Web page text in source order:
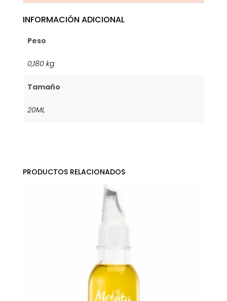
INFORMACIÓN ADICIONAL
Peso
0,180 kg
Tamaño
20ML
PRODUCTOS RELACIONADOS